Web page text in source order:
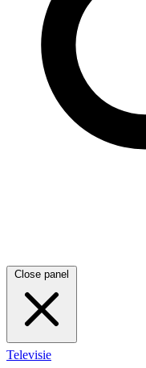
Close panel
Televisie